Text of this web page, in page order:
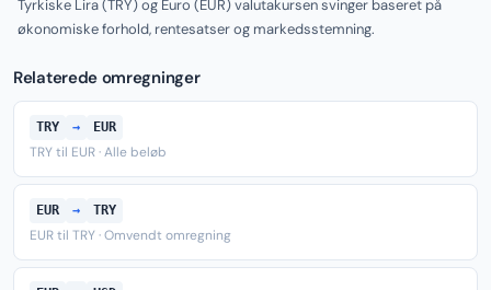
Tyrkiske Lira (TRY) og Euro (EUR) valutakursen svinger baseret på
økonomiske forhold, rentesatser og markedsstemning.
Relaterede omregninger
TRY → EUR
TRY til EUR · Alle beløb
EUR → TRY
EUR til TRY · Omvendt omregning